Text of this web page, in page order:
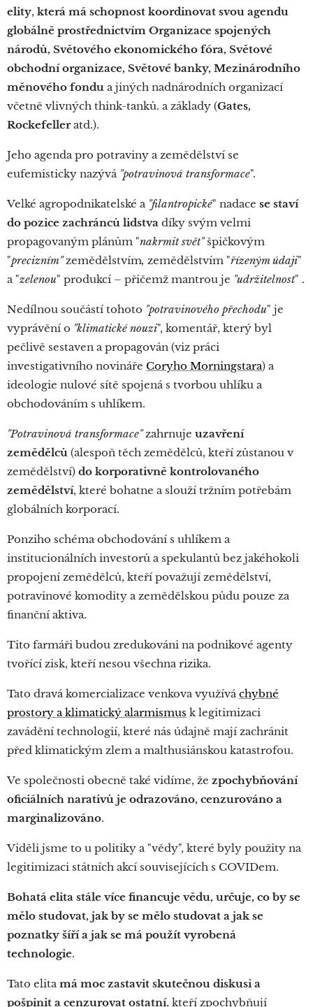
elity, která má schopnost koordinovat svou agendu
globálně prostřednictvím Organizace spojených
národů, Světového ekonomického fóra, Světové
obchodní organizace, Světové banky, Mezinárodního
měnového fondu a jiných nadnárodních organizací
včetně vlivných think-tanků. a základy (Gates,
Rockefelleratd.).
Jeho agenda pro potraviny a zemědělství se
eufemisticky nazývá "potravinová transformace".
Velké agropodnikatelské a "filantropické" nadace se staví
do pozice zachránců lidstva díky svým velmi
propagovaným plánům "nakrmit svět"špičkovým
"precizním"zemědělstvím, zemědělstvím "řízeným údaji"
a "zelenou" produkcí – přičemž mantrou je "udržitelnost" .
Nedílnou součástí tohoto "potravinového přechodu" je
vyprávění o "klimatické nouzi", komentář, který byl
pečlivě sestaven a propagován (viz práci
investigativního novináře Coryho Morningstara) a
ideologie nulové sítě spojená s tvorbou uhlíku a
obchodováním s uhlíkem.
"Potravinová transformace"zahrnuje uzavření
zemědělců (alespoň těch zemědělců, kteří zůstanou v
zemědělství) do korporativně kontrolovaného
zemědělství, které bohatne a slouží tržním potřebám
globálních korporací.
Ponziho schéma obchodování s uhlíkem a
institucionálních investorů a spekulantů bez jakéhokoli
propojení zemědělců, kteří považují zemědělství,
potravinové komodity a zemědělskou půdu pouze za
finanční aktiva.
Tito farmáři budou zredukováni na podnikové agenty
tvořící zisk, kteří nesou všechna rizika.
Tato dravá komercializace venkova využíváchybné
prostory a klimatický alarmismus k legitimizaci
zavádění technologií, které nás údajně mají zachránit
před klimatickým zlem a malthusiánskou katastrofou.
Ve společnosti obecně také vidíme, že zpochybňování
oficiálních narativů je odrazováno, cenzurováno a
marginalizováno.
Viděli jsme to u politiky a "vědy", které byly použity na
legitimizaci státních akcí souvisejících s COVIDem.
Bohatá elita stále více financuje vědu, určuje, co by se
mělo studovat, jak by se mělo studovat a jak se
poznatky šíří a jak se má použít vyrobená
technologie.
Tato elitamá moc zastavit skutečnou diskusi a
pošpinit a cenzurovat ostatní, kteří zpochybňují